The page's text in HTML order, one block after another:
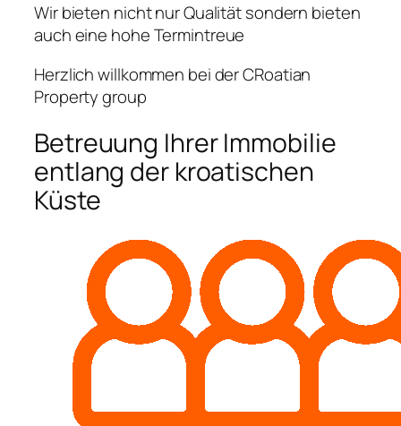
Wir bieten nicht nur Qualität sondern bieten
auch eine hohe Termintreue
Herzlich willkommen bei der CRoatian
Property group
Betreuung Ihrer Immobilie
entlang der kroatischen
Küste